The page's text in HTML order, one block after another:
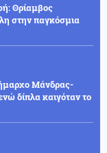
Θρίαμβος
στην παγκόσμια
Μάνδρας-
δίπλα καιγόταν το